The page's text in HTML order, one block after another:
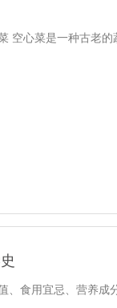
空心菜是一种古老
、食用宜忌、营养成